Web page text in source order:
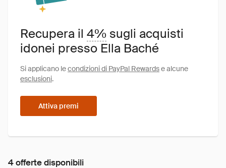
Recupera il 4% sugli acquisti
idonei presso Ella Baché
Si applicano lecondizioni di PayPal Rewardse alcune
esclusioni.
Attiva premi
4 offerte disponibili